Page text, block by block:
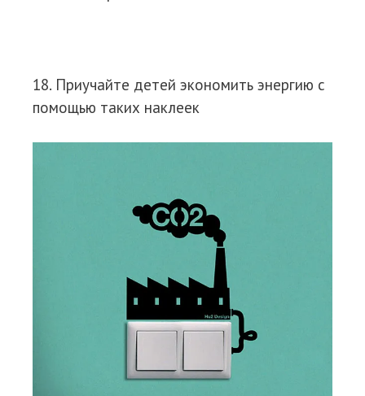
18. Приучайте детей экономить энергию с
помощью таких наклеек